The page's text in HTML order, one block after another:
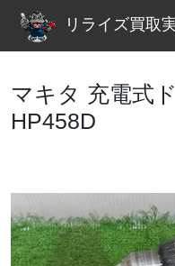
リライズ買取
マキタ 充電式
HP458D